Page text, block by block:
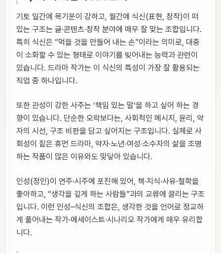
기토 일간에 목기운이 강하고, 월간에 식신(표현, 창작)이 떠
있는 구조는 글·콘텐츠·창작 분야에 매우 잘 맞는 조합입니다.
특히 식신은 “먹을 것을 만들어 내는 손”이라는 의미로, 대중
이 소화할 수 있는 형태로 이야기를 빚어내는 능력과 관련이
있습니다. 드라마 작가는 이 식신의 특성이 가장 잘 활용되는
직업 중 하나입니다.
또한 관성이 강한 사주는 ‘책임 있는 말’을 하고 싶어 하는 경
향이 있습니다. 단순한 오락보다는, 사회적인 메시지, 윤리, 약
자의 시선, 구조 비판을 담고 싶어지는 구조입니다. 실제로 사
회성이 짙은 휴먼 드라마, 약자·노년·여성·소수자의 삶을 조명
하는 작품이 많은 이유와도 맞닿아 있습니다.
인성(정인)이 연주·시주에 포진해 있어, 책·지식·사유·철학을
좋아하고, “생각을 깊게 하는 사람들”과의 교류에 끌리는 구조
입니다. 이런 인성–식신의 조합은, 생각한 것을 언어로 정교하
게 풀어내는 작가·에세이스트·시나리오 작가에게 매우 유리합
니다.